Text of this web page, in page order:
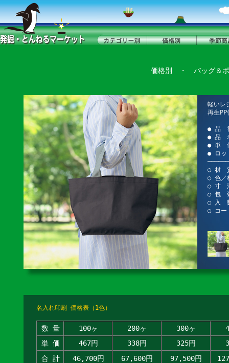
価格別 ・ バッグ＆
軽いレ
再生PP
● 品
● 品
● 単
● ロッ
○ 材
○ 色／
○ 寸 法
○ 包
○ 入
○ コー
名入れ印刷 価格表（1色）
数 量 100ヶ 200ヶ 300ヶ
単 価
467円 338円 325円
合 計
46,700円 67,600円 97,500円